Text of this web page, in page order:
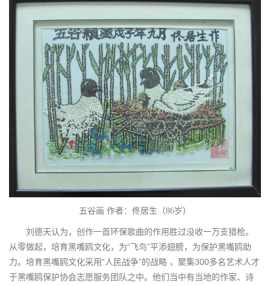
五谷画 作者：佟居生（86岁）
刘德天认为，创作一首环保歌曲的作用胜过没收一万支猎枪。
从零做起，培育黑嘴鸥文化，为“飞鸟”平添翅膀，为保护黑嘴鸥助
力。培育黑嘴鸥文化采用“人民战争”的战略 ，聚集300多名艺术人才
于黑嘴鸥保护协会志愿服务团队之中。他们当中有当地的作家、诗